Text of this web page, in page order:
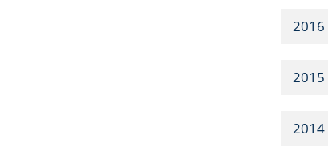
2016
2015
2014